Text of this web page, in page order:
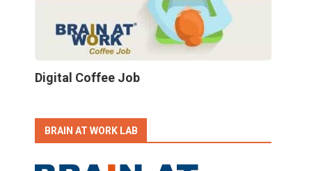
Digital Coffee Job
BRAIN AT WORK LAB